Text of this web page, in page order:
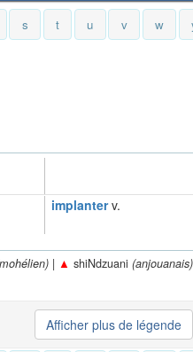
s t u v w
implanter v.
| ▲ shiNdzuani (anjouanais)
Afficher plus de légende